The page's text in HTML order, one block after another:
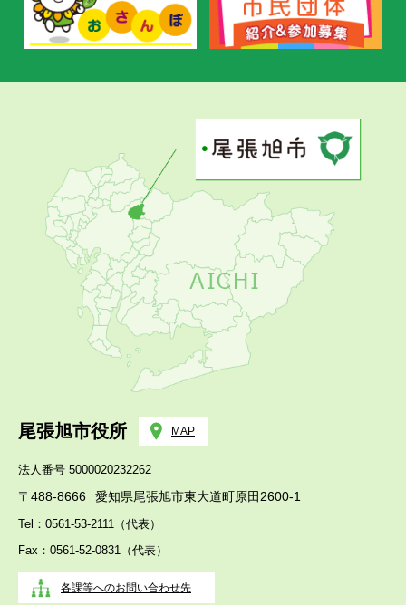
尾張旭市役所 MAP
法人番号 5000020232262
〒488-8666 愛知県尾張旭市東大道町原田2600-1
Tel：0561-53-2111（代表）
Fax：0561-52-0831（代表）
各課等へのお問い合わせ先